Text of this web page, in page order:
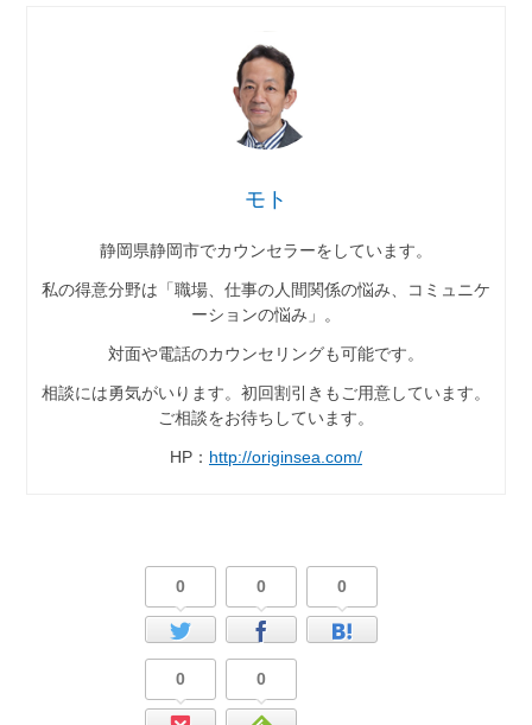
モト
静岡県静岡市でカウンセラーをしています。
私の得意分野は「職場、仕事の人間関係の悩み、コミュニケ
ーションの悩み」。
対面や電話のカウンセリングも可能です。
相談には勇気がいります。初回割引きもご用意しています。
ご相談をお待ちしています。
HP： http://originsea.com/
0 0 0
0 0